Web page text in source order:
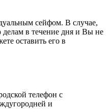
сейфом. В случае,
делам в течение дня и Вы не
оставить его в
телефон с
и